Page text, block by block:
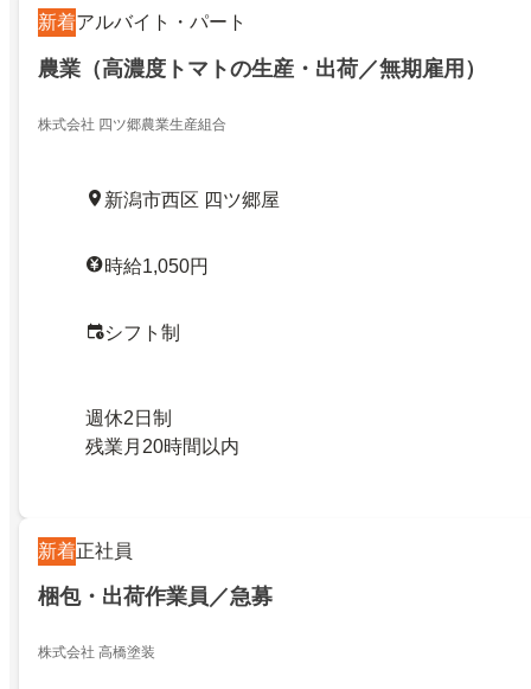
新着アルバイト・パート
農業（高濃度トマトの生産・出荷／無期雇用）
株式会社 四ツ郷農業生産組合
新潟市西区 四ツ郷屋
時給1,050円
シフト制
週休2日制
残業月20時間以内
新着正社員
梱包・出荷作業員／急募
株式会社 高橋塗装